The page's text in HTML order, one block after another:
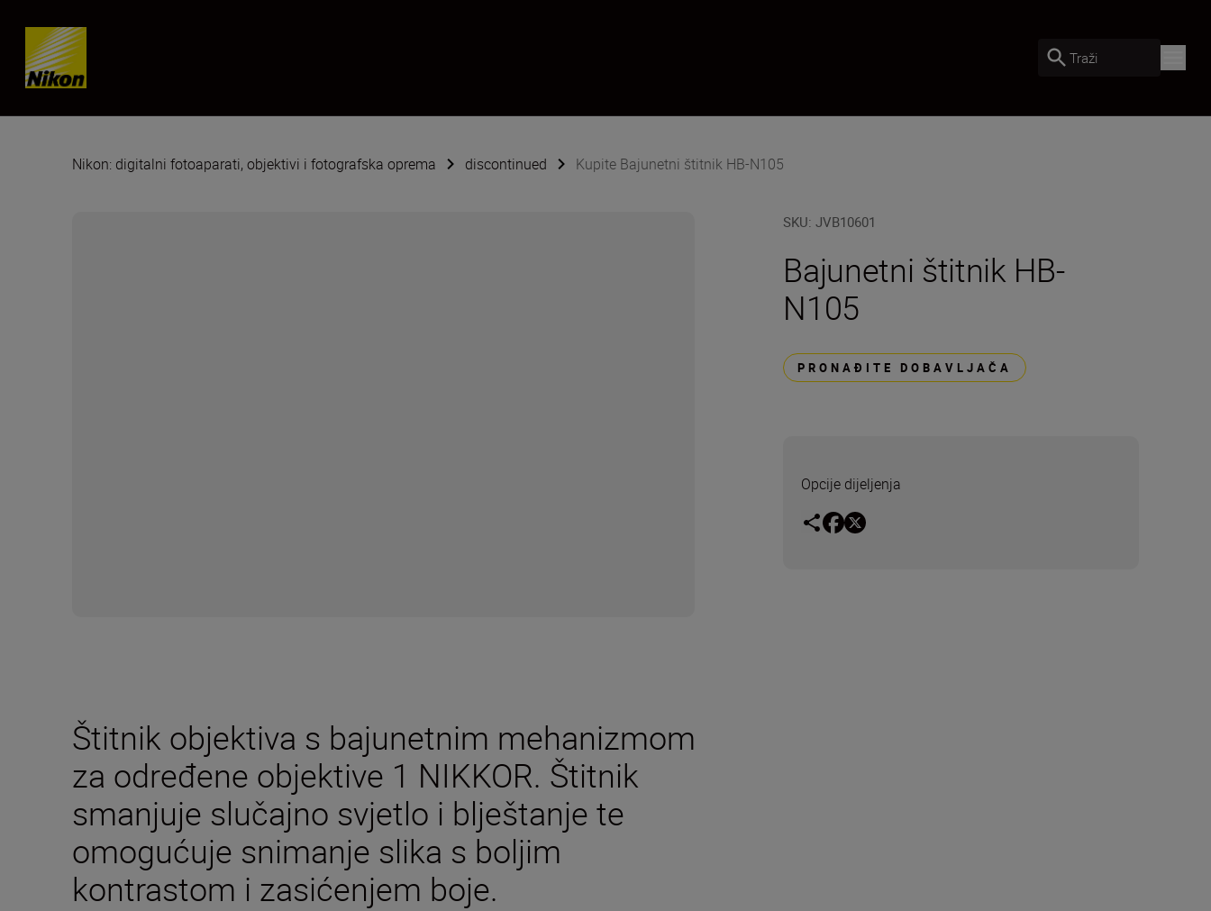
Skip content
Traži
Nikon: digitalni fotoaparati, objektivi i fotografska oprema discontinued Kupite Bajunetni štitnik HB-N105
SKU:JVB10601
Bajunetni štitnik HB-
N105
PRONAĐITE DOBAVLJAČA
Opcije dijeljenja
Štitnik objektiva s bajunetnim mehanizmom
za određene objektive 1 NIKKOR. Štitnik
smanjuje slučajno svjetlo i blještanje te
omogućuje snimanje slika s boljim
kontrastom i zasićenjem boje.